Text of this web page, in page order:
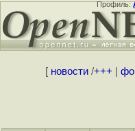
Профиль:
[ новости/+++